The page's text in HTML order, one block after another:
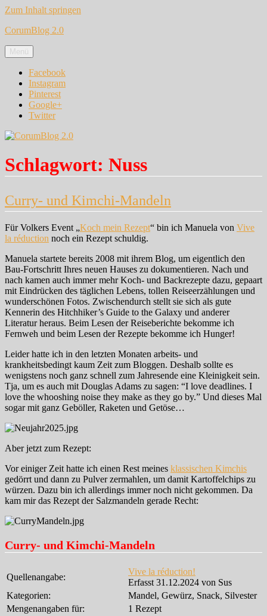
Zum Inhalt springen
CorumBlog 2.0
Menü
Facebook
Instagram
Pinterest
Google+
Twitter
Schlagwort: Nuss
Curry- und Kimchi-Mandeln
Für Volkers Event „Koch mein Rezept“ bin ich Manuela von Vive
la réduction noch ein Rezept schuldig.
Manuela startete bereits 2008 mit ihrem Blog, um eigentlich den
Bau-Fortschritt Ihres neuen Hauses zu dokumentieren. Nach und
nach kamen auch immer mehr Koch- und Backrezepte dazu, gepaart
mit Eindrücken des täglichen Lebens, tollen Reiseerzählungen und
wunderschönen Fotos. Zwischendurch stellt sie sich als gute
Kennerin des Hitchhiker’s Guide to the Galaxy und anderer
Literatur heraus. Beim Lesen der Reiseberichte bekomme ich
Fernweh und beim Lesen der Rezepte bekomme ich Hunger!
Leider hatte ich in den letzten Monaten arbeits- und
krankheitsbedingt kaum Zeit zum Bloggen. Deshalb sollte es
wenigstens noch ganz schnell zum Jahresende eine Kleinigkeit sein.
Tja, um es auch mit Douglas Adams zu sagen: “I love deadlines. I
love the whooshing noise they make as they go by.” Und dieses Mal
sogar mit ganz Geböller, Raketen und Getöse…
Aber jetzt zum Rezept:
Vor einiger Zeit hatte ich einen Rest meines klassischen Kimchis
gedörrt und dann zu Pulver zermahlen, um damit Kartoffelchips zu
würzen. Dazu bin ich allerdings immer noch nicht gekommen. Da
kam mir das Rezept der Salzmandeln gerade Recht:
Curry- und Kimchi-Mandeln
Quellenangabe:
Vive la réduction!
Erfasst 31.12.2024 von Sus
Kategorien:
Mandel, Gewürz, Snack, Silvester
Mengenangaben für:
1 Rezept